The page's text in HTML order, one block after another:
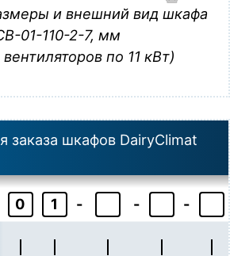
и внешний вид шкафа
01-110-2-7, мм
по 11 кВт)
заказа шкафов DairyClimat
0 1 - -
-